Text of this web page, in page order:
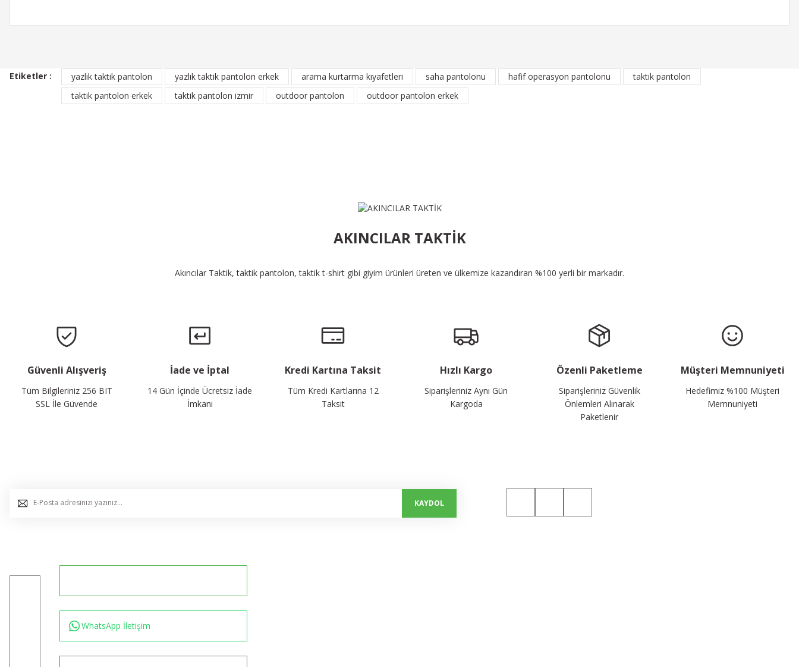
Gönder
Ürün Bulunamadı.
Etiketler : yazlık taktik pantolon yazlık taktik pantolon erkek arama kurtarma kıyafetleri saha pantolonu hafif operasyon pantolonu
taktik pantolon
taktik pantolon erkek
taktik pantolon izmir outdoor pantolon outdoor pantolon erkek
AKINCILAR TAKTİK
Akıncılar Taktik, taktik pantolon, taktik t-shirt gibi giyim ürünleri üreten ve ülkemize kazandıran %100 yerli bir markadır.
Güvenli Alışveriş
Tüm Bilgileriniz 256 BIT
SSL İle Güvende
İade ve İptal
14 Gün İçinde Ücretsiz İade
İmkanı
Kredi Kartına Taksit
Tüm Kredi Kartlarına 12
Taksit
Hızlı Kargo
Siparişleriniz Aynı Gün
Kargoda
Özenli Paketleme
Siparişleriniz Güvenlik
Önlemleri Alınarak
Paketlenir
Müşteri Memnuniyeti
Hedefimiz %100 Müşteri
Memnuniyeti
KAYDOL
WhatsApp İletişim